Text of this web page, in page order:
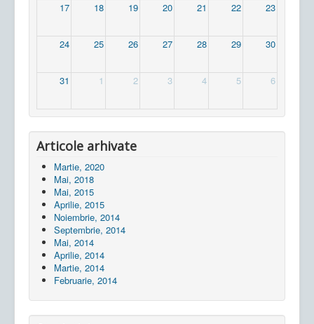
17 18 19 20 21 22 23
24 25 26 27 28 29 30
31 1 2 3 4 5 6
Articole arhivate
Martie, 2020
Mai, 2018
Mai, 2015
Aprilie, 2015
Noiembrie, 2014
Septembrie, 2014
Mai, 2014
Aprilie, 2014
Martie, 2014
Februarie, 2014